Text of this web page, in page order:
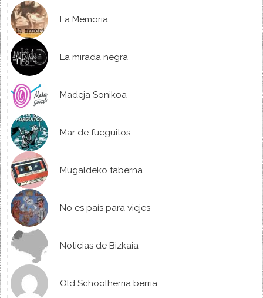
La Memoria
La mirada negra
Madeja Sonikoa
Mar de fueguitos
Mugaldeko taberna
No es país para viejes
Noticias de Bizkaia
Old Schoolherria berria